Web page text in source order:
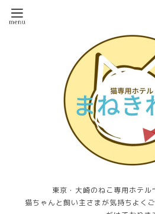
東京・大崎のねこ専用ホテル
猫ちゃんと飼い主さまが気持ちよく